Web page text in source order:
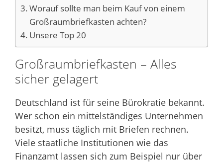
Worauf sollte man beim Kauf von einem
Großraumbriefkasten achten?
Unsere Top 20
Großraumbriefkasten – Alles
sicher gelagert
Deutschland ist für seine Bürokratie bekannt.
Wer schon ein mittelständiges Unternehmen
besitzt, muss täglich mit Briefen rechnen.
Viele staatliche Institutionen wie das
Finanzamt lassen sich zum Beispiel nur über